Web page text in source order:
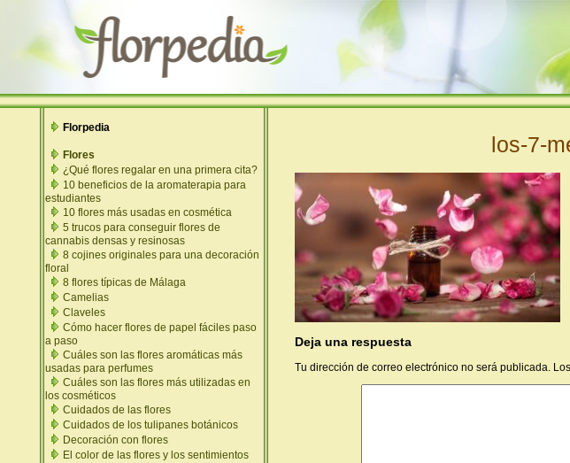
Florpedia
Flores
¿Qué flores regalar en una primera cita?
10 beneficios de la aromaterapia para
estudiantes
10 flores más usadas en cosmética
5 trucos para conseguir flores de
cannabis densas y resinosas
8 cojines originales para una decoración
floral
8 flores típicas de Málaga
Camelias
Claveles
Cómo hacer flores de papel fáciles paso
a paso
Cuáles son las flores aromáticas más
usadas para perfumes
Cuáles son las flores más utilizadas en
los cosméticos
Cuidados de las flores
Cuidados de los tulipanes botánicos
Decoración con flores
El color de las flores y los sentimientos
los-7-
Deja una respuesta
Tu dirección de correo electrónico no será publicada.